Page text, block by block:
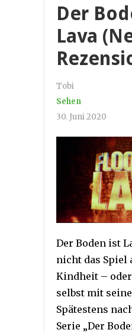
Der
Lava
Tobi
Sehen
30. Juni 2020
Der Boden ist
nicht das Spiel
Kindheit –
selbst mit
Spätestens
Serie „Der